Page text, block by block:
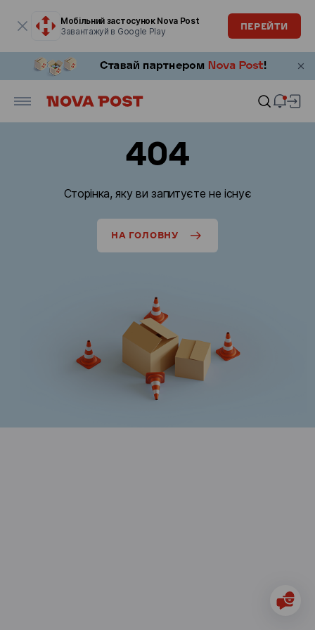
Мобільний застосунок Nova Post
Завантажуй в Google Play
ПЕРЕЙТИ
404
Сторінка, яку ви запитуєте не існує
НА ГОЛОВНУ